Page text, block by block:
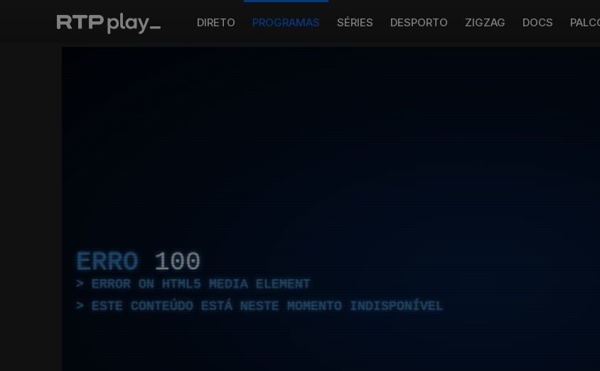
DIRETO PROGRAMAS SÉRIES DESPORTO ZIGZAG DOCS
ERRO 100
ERROR ON HTML5 MEDIA ELEMENT
ESTE CONTEÚDO ESTÁ NESTE MOMENTO INDISPONÍVEL